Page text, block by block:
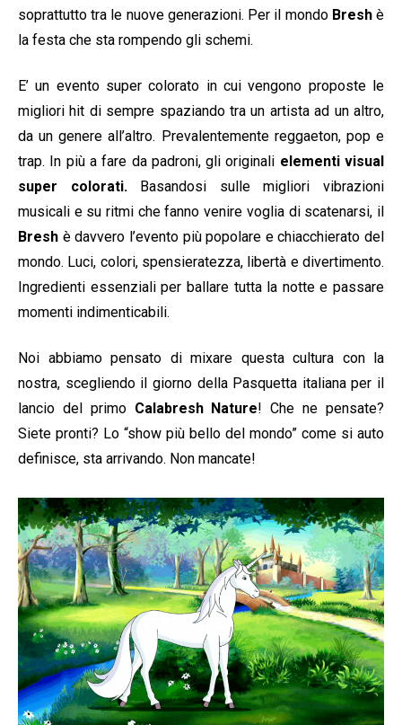
soprattutto tra le nuove generazioni. Per il mondoBreshè
la festa che sta rompendo gli schemi.
E’ un evento super colorato in cui vengono proposte le
migliori hit di sempre spaziando tra un artista ad un altro,
da un genere all’altro. Prevalentemente reggaeton, pop e
trap. In più a fare da padroni, gli originali elementi visual
super colorati. Basandosi sulle migliori vibrazioni
musicali e su ritmi che fanno venire voglia di scatenarsi, il
Bresh è davvero l’evento più popolare e chiacchierato del
mondo. Luci, colori, spensieratezza, libertà e divertimento.
Ingredienti essenziali per ballare tutta la notte e passare
momenti indimenticabili.
Noi abbiamo pensato di mixare questa cultura con la
nostra, scegliendo il giorno della Pasquetta italiana per il
lancio del primo Calabresh Nature! Che ne pensate?
Siete pronti? Lo “show più bello del mondo” come si auto
definisce, sta arrivando. Non mancate!